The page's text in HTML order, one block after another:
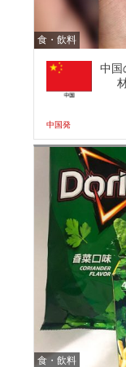
食・飲料
中国
中国発
食・飲料